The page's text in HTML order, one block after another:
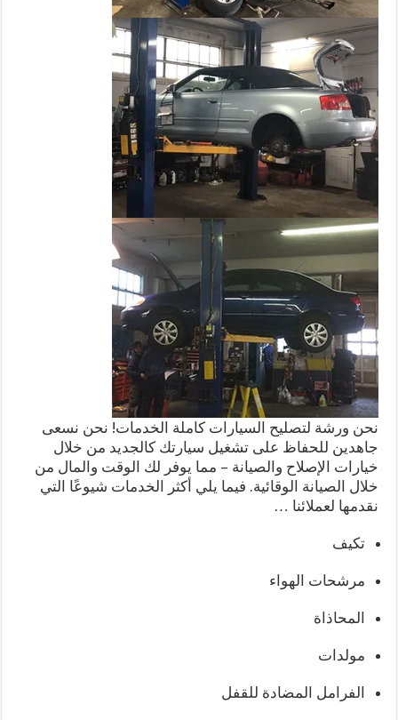
نحن ورشة لتصليح السيارات كاملة الخدمات! نحن نسعى
جاهدين للحفاظ على تشغيل سيارتك كالجديد من خلال
خيارات الإصلاح والصيانة – مما يوفر لك الوقت والمال من
خلال الصيانة الوقائية. فيما يلي أكثر الخدمات شيوعًا التي
نقدمها لعملائنا …
تكيف
مرشحات الهواء
المحاذاة
مولدات
الفرامل المضادة للقفل